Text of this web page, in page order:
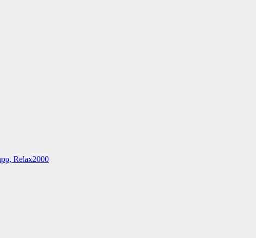
Relax2000